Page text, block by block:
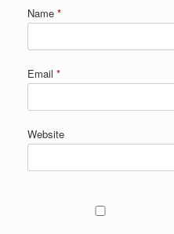
Name *
Email *
Website